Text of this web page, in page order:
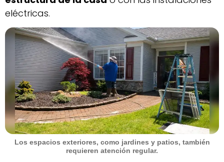
eléctricas.
Los espacios exteriores, como jardines y patios, también
requieren atención regular.